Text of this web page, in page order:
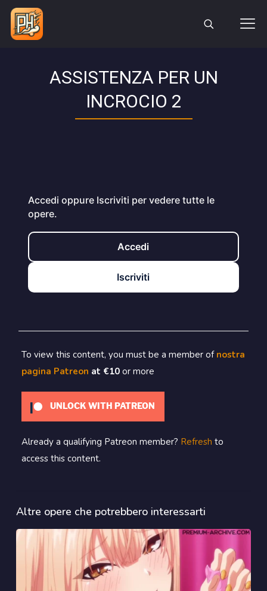
ASSISTENZA PER UN
INCROCIO 2
Accedi oppure Iscriviti per vedere tutte le
opere.
Accedi
Iscriviti
To view this content, you must be a member of nostra
pagina Patreon at €10 or more
UNLOCK WITH PATREON
Already a qualifying Patreon member? Refresh to
access this content.
Altre opere che potrebbero interessarti